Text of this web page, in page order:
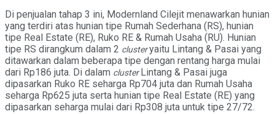
Di penjualan tahap 3 ini, Modernland Cilejit menawarkan hunian
yang terdiri atas hunian tipe Rumah Sederhana (RS), hunian
tipe Real Estate (RE), Ruko RE & Rumah Usaha (RU). Hunian
tipe RS dirangkum dalam 2 clusteryaitu Lintang & Pasai yang
ditawarkan dalam beberapa tipe dengan rentang harga mulai
dari Rp186 juta. Di dalam cluster Lintang & Pasai juga
dipasarkan Ruko RE seharga Rp704 juta dan Rumah Usaha
seharga Rp625 juta serta hunian tipe Real Estate (RE) yang
dipasarkan seharga mulai dari Rp308 juta untuk tipe 27/72.